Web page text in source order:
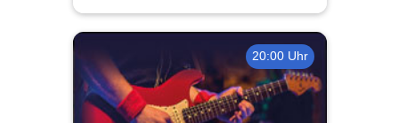
20:00 Uhr